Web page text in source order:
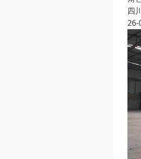
四
26-